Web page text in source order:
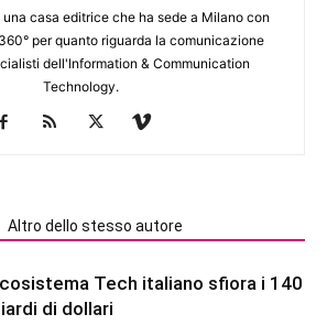
una casa editrice che ha sede a Milano con
per quanto riguarda la comunicazione
dell'lnformation & Communication
Technology.
Altro dello stesso autore
Tech italiano sfiora i 140
di dollari